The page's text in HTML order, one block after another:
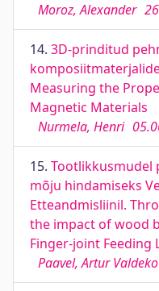
Moroz, Alexander
14. 3D-prinditud
Measuring the
Magnetic Materials
Nurmela, Henri
15. Tootlikkusmudel
mõju hindamiseks
Etteandmisliinil.
the impact of wood
Finger-joint Feeding
Paavel, Artur Valdeko